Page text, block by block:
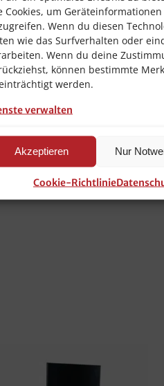
Cookies, um
Wenn du diesen
wie das Surfverhalten oder
Wenn du deine
können bestimmte
werden.
verwalten
Akzeptieren Nur
Cookie-Richtlinie
,Zerkleinern
60 mm ,3 Schneiden